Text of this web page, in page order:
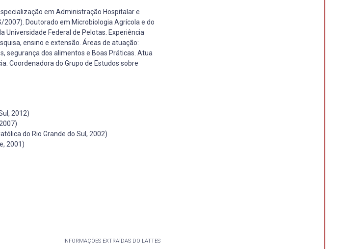
em Administração Hospitalar e
2007). Doutorado em Microbiologia Agrícola e do
Federal de Pelotas. Experiência
ensino e extensão. Áreas de atuação:
segurança dos alimentos e Boas Práticas. Atua
Coordenadora do Grupo de Estudos sobre
2012)
do Rio Grande do Sul, 2002)
2001)
INFORMAÇÕES EXTRAÍDAS DO LATTES